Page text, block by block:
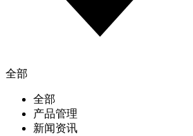
全部
全部
产品管理
新闻资讯